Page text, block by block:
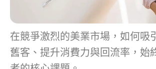
在競爭激烈的美業市場，如何吸
舊客、提升消費力與回流率，始